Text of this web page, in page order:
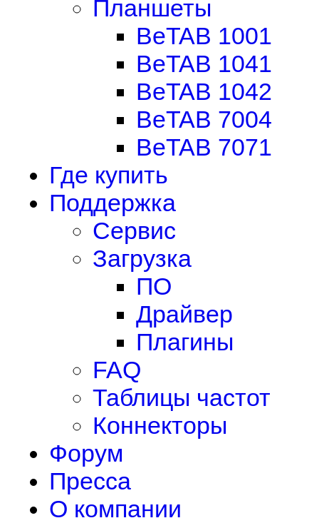
Планшеты
BeTAB 1001
BeTAB 1041
BeTAB 1042
BeTAB 7004
BeTAB 7071
Где купить
Поддержка
Сервис
Загрузка
ПО
Драйвер
Плагины
FAQ
Таблицы частот
Коннекторы
Форум
Пресса
О компании